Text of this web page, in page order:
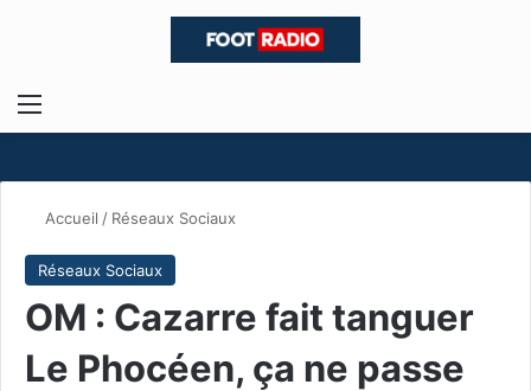
Menu
Accueil / Réseaux Sociaux
Réseaux Sociaux
OM : Cazarre fait tanguer
Le Phocéen, ça ne passe